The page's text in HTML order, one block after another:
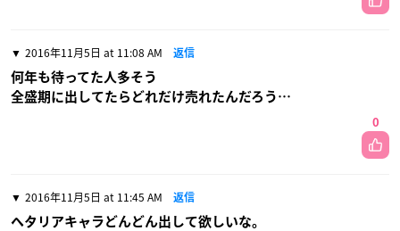
2016年11月5日 at 11:08 AM 返信
何年も待ってた人多そう
全盛期に出してたらどれだけ売れたんだろう…
0
2016年11月5日 at 11:45 AM 返信
ヘタリアキャラどんどん出して欲しいな。